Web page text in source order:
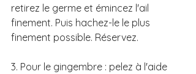
retirez le germe et émincez l'ail
finement. Puis hachez-le le plus
finement possible. Réservez.
3. Pour le gingembre : pelez à l'aide